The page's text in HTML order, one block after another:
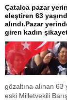
Çatalca pazar
eleştiren 63
alındı.Pazar
giren kadın
gözaltına alınan
eski Milletvekili